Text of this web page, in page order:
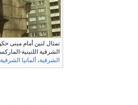
تمثال لنين أمام مبنى
الشرقية اللنينية-
الشرقية، ألمانيا الشرقية